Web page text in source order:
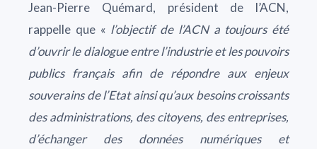
Jean-Pierre Quémard, président de l’ACN,
rappelle que « l’objectif de l’ACN a toujours été
d’ouvrir le dialogue entre l’industrie et les pouvoirs
publics français afin de répondre aux enjeux
souverains de l’Etat ainsi qu’aux besoins croissants
des administrations, des citoyens, des entreprises,
d’échanger des données numériques et